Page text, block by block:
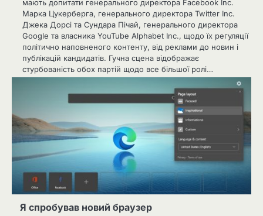
мають допитати генерального директора Facebook Inc.
Марка Цукерберга, генерального директора Twitter Inc.
Джека Дорсі та Сундара Пічай, генерального директора
Google та власника YouTube Alphabet Inc., щодо їх регуляції
політично наповненого контенту, від реклами до новин і
публікацій кандидатів. Гучна сцена відображає
стурбованість обох партій щодо все більшої ролі…
Я спробував новий браузер